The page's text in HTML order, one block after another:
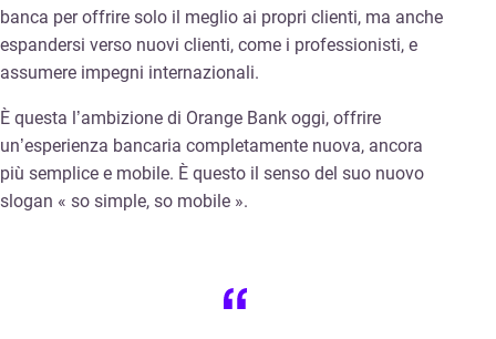
banca per offrire solo il meglio ai propri clienti, ma anche
espandersi verso nuovi clienti, come i professionisti, e
assumere impegni internazionali.
È questa l’ambizione di Orange Bank oggi, offrire
un’esperienza bancaria completamente nuova, ancora
più semplice e mobile. È questo il senso del suo nuovo
slogan « so simple, so mobile ».